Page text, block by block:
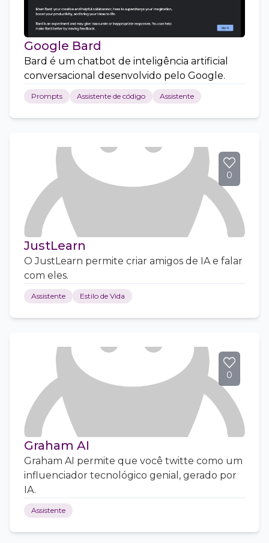
Google Bard
Bard é um chatbot de inteligência artificial
conversacional desenvolvido pelo Google.
Prompts Assistente de código Assistente
0
JustLearn
O JustLearn permite criar amigos de IA e falar
com eles.
Assistente Estilo de Vida
0
Graham AI
Graham AI permite que você twitte como um
influenciador tecnológico genial, gerado por
IA.
Assistente